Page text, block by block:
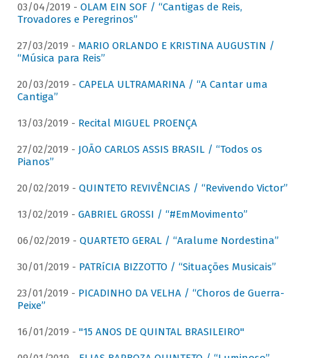
03/04/2019 - OLAM EIN SOF / “Cantigas de Reis,
Trovadores e Peregrinos”
27/03/2019 - MARIO ORLANDO E KRISTINA AUGUSTIN /
“Música para Reis”
20/03/2019 - CAPELA ULTRAMARINA / “A Cantar uma
Cantiga”
13/03/2019 - Recital MIGUEL PROENÇA
27/02/2019 - JOÃO CARLOS ASSIS BRASIL / “Todos os
Pianos”
20/02/2019 - QUINTETO REVIVÊNCIAS / “Revivendo Victor”
13/02/2019 - GABRIEL GROSSI / “#EmMovimento”
06/02/2019 - QUARTETO GERAL / “Aralume Nordestina”
30/01/2019 - PATRíCIA BIZZOTTO / “Situações Musicais”
23/01/2019 - PICADINHO DA VELHA / “Choros de Guerra-
Peixe”
16/01/2019 - "15 ANOS DE QUINTAL BRASILEIRO"